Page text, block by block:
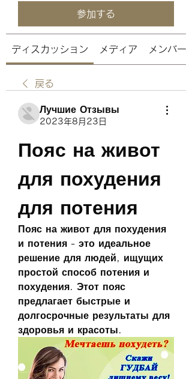
参加する
ディスカッション メディア メンバー
戻る
Лучшие Отзывы
2023年8月23日
Пояс на живот
для похудения
для потения
Пояс на живот для похудения
и потения - это идеальное
решение для людей, ищущих
простой способ потения и
похудения. Этот пояс
предлагает быстрые и
долгосрочные результаты для
здоровья и красоты.